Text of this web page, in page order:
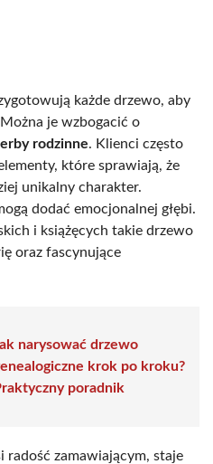
każde drzewo, aby
je wzbogacić o
rodzinne. Klienci często
które sprawiają, że
unikalny charakter.
dodać emocjonalnej głębi.
i książęcych takie drzewo
oraz fascynujące
narysować drzewo
krok po kroku?
poradnik
radość zamawiającym, staje